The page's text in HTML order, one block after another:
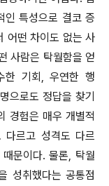
인 특성으로 결코 증
어떤 차이도 없는 사
사람은 탁월함을 얻
한 기회, 우연한 행
으로도 정답을 찾기
경험은 매우 개별적
다르고 성격도 다르
문이다. 물론, 탁월
성취했다는 공통점